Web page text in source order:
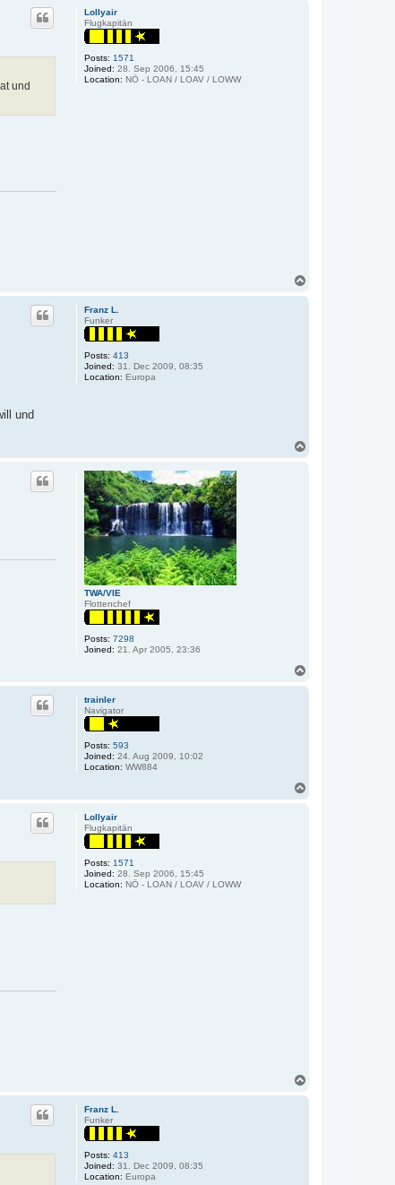
m
R
Lollyair
Flugkapitän
Posts: 1571
Joined: 28. Sep 2006, 15:45
Location: NÖ - LOAN / LOAV / LOWW
und
Franz L.
Funker
Posts: 413
Joined: 31. Dec 2009, 08:35
Location: Europa
und
TWA/VIE
Flottenchef
Posts: 7298
Joined: 21. Apr 2005, 23:36
trainler
Navigator
Posts: 593
Joined: 24. Aug 2009, 10:02
Location: WW884
Lollyair
Flugkapitän
Posts: 1571
Joined: 28. Sep 2006, 15:45
Location: NÖ - LOAN / LOAV / LOWW
Franz L.
Funker
Posts: 413
Joined: 31. Dec 2009, 08:35
Location: Europa